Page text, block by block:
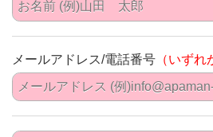
メールアドレス/電話番号 （いずれ